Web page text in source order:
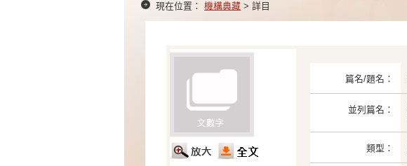
現在位置： 機構典藏 > 詳目
篇名/題名：
並列篇名：
類型：